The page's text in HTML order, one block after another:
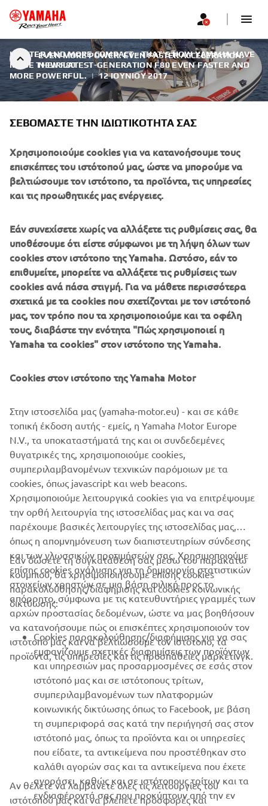
EVEN MORE POWER. EVEN FASTER ACCELERATION.
NEW F80
LIGHTER AND MORE COMPACT - THAT'S HOW YAMAHA HAVE
MADE THEIR LATEST-GENERATION F80 EVEN FASTER AND
MORE POWERFUL. | 12 ΙΟΥΝΊΟΥ 2017
EVEN MORE POWER. EVEN
FASTER ACCELERATION. NEW
F80
but does it even more smoothly and quietly, with ultra-low
sound and vibration levels - particularly noticeable at
lower operating speeds - thanks to the re-design of both
the exhaust system and the rubber engine mounts, an
additional intake silencer, a new long-span mounting
system … and the improved rigidity we've designed into
the engine unit itself.
System brings with it an impressive array of sophisticated
control functions and options, including availability of a
wide range of digital gauges and the exclusive Y-COP
immobilizer security system.
ΕΤΑΙΡΕΊΑ
B2B
ΠΕΡΙΣΣΌΤΕΡΑ YAMAHA
SUPPORT
ΕΝΗΜΕΡΩΤΙΚΟ ΔΕΛΤΙΟ
Γίνετε ο πρώτος που θα μάθετε για τις τελευταίες προσφορές, τις
ειδικές εκδηλώσεις, τις νέες κυκλοφορίες και πολλά άλλα
ΕΓΓΡΑΦΉ
ΣΕΒΌΜΑΣΤΕ ΤΗΝ ΙΔΙΩΤΙΚΌΤΗΤΆ ΣΑΣ
Χρησιμοποιούμε cookies για να κατανοήσουμε τους
επισκέπτες του ιστότοπού μας, ώστε να μπορούμε να
βελτιώσουμε τον ιστότοπο, τα προϊόντα, τις υπηρεσίες
και τις προωθητικές μας ενέργειες.
Εάν συνεχίσετε χωρίς να αλλάξετε τις ρυθμίσεις σας, θα
υποθέσουμε ότι είστε σύμφωνοι με τη λήψη όλων των
cookies στον ιστότοπο της Yamaha. Ωστόσο, εάν το
επιθυμείτε, μπορείτε να αλλάξετε τις ρυθμίσεις των
cookies ανά πάσα στιγμή. Για να μάθετε περισσότερα
σχετικά με τα cookies που σχετίζονται με τον ιστότοπό
μας, τον τρόπο που τα χρησιμοποιούμε και τα οφέλη
τους, διαβάστε την ενότητα "Πώς χρησιμοποιεί η
Yamaha τα cookies" στον ιστότοπο της Yamaha.
Cookies στον ιστότοπο της Yamaha Motor
Στην ιστοσελίδα μας (yamaha-motor.eu) - και σε κάθε
τοπική έκδοση αυτής - εμείς, η Yamaha Motor Europe
N.V., τα υποκαταστήματά της και οι συνδεδεμένες
θυγατρικές της, χρησιμοποιούμε cookies,
συμπεριλαμβανομένων τεχνικών παρόμοιων με τα
cookies, όπως javascript και web beacons.
Χρησιμοποιούμε λειτουργικά cookies για να επιτρέψουμε
την ορθή λειτουργία της ιστοσελίδας μας και να σας
παρέχουμε βασικές λειτουργίες της ιστοσελίδας μας,
όπως η απομνημόνευση των διαπιστευτηρίων σύνδεσης
και των γλωσσικών προτιμήσεών σας. Χρησιμοποιούμε
επίσης cookies ανάλυσης για τη δημιουργία στατιστικών
στοιχείων χρηστών σε μια βάση φιλική προς το
απόρρητο, σύμφωνα με τις κατευθυντήριες γραμμές των
αρχών προστασίας δεδομένων, ώστε να μας βοηθήσουν
να κατανοήσουμε πώς οι επισκέπτες χρησιμοποιούν τον
ιστότοπό μας και να βελτιώσουμε τον ιστότοπο, τα
προϊόντα, τις υπηρεσίες και τις προσπάθειες μάρκετινγκ.
Εάν δώσετε τη συγκατάθεσή σας μέσω του παρακάτω
κουμπιού, θα χρησιμοποιήσουμε επίσης cookies
παρακολούθησης/διαφήμισης και cookies κοινωνικής
δικτύωσης:
Cookies παρακολούθησης/διαφήμισης για να σας
εμφανίζουμε σχετικές διαφημίσεις των προϊόντων
και υπηρεσιών μας προσαρμοσμένες σε εσάς στον
ιστότοπό μας και σε ιστότοπους τρίτων,
συμπεριλαμβανομένων των πλατφορμών
κοινωνικής δικτύωσης όπως το Facebook, με βάση
τη συμπεριφορά σας κατά την περιήγησή σας στον
ιστότοπό μας, όπως τα προϊόντα και οι υπηρεσίες
που είδατε, τα αντικείμενα που προστέθηκαν στο
καλάθι αγορών σας και τα αντικείμενα που έχετε
αγοράσει, καθώς και σε ιστότοπους τρίτων και τα
ενδιαφέροντά σας που προκύπτουν από την εν
Αν θέλετε να λαμβάνετε όλες τις λειτουργίες του
ιστότοπού μας και να βλέπετε προσφορές και